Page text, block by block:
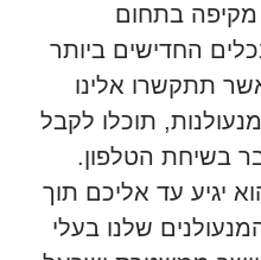
בתחום
החדישים ביותר
תתקשרו אלינו
תוכלו לקבל
בשיחת הטלפון.
יגיע עד אליכם תוך
שלנו בעלי